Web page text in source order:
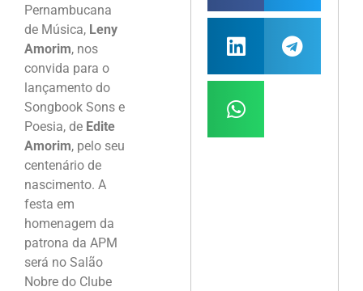
Pernambucana
de Música, Leny
Amorim, nos
convida para o
lançamento do
Songbook Sons e
Poesia, de Edite
Amorim, pelo seu
centenário de
nascimento. A
festa em
homenagem da
patrona da APM
será no Salão
Nobre do Clube